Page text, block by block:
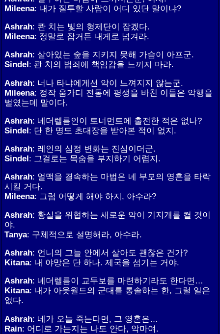
Mileena: 내가 질투할 사람이 어디 있단 말이냐?
Ashrah: 콴 치는 빛의 형제단이 잡겠다.
Mileena: 정말로 잡거든 내게로 넘겨라.
Ashrah: 살아있는 숲을 지키지 못해 가슴이 아프군.
Sindel: 콴 치의 범죄에 책임감을 느끼지 마라.
Ashrah: 너나 타냐에게선 악이 느껴지지 않는군.
Mileena: 정작 움가디 전통에 평생을 바친 이들은 악행을
벌였는데 말이다.
Ashrah: 네더렐름인이 토너먼트에 출전한 적은 없나?
Sindel: 단 한 명도 초대장을 받아본 적이 없지.
Ashrah: 레인의 심정 변화는 진심이더군.
Sindel: 그걸로는 목숨을 부지하기 어렵지.
Ashrah: 얼맥을 결속하는 마법은 네 부모의 영혼을 타락
시킬 거다.
Mileena: 그럼 어떻게 해야 하지, 아수라?
Ashrah: 황실을 위협하는 새로운 악이 기지개를 켤 것이
야.
Tanya: 구체적으로 설명해라, 아수라.
Ashrah: 언니의 그늘 안에서 살아도 괜찮은 건가?
Kitana: 내 야망은 단 하나. 제국을 섬기는 거야.
Ashrah: 네더렐름이 교두보를 마련하기라도 한다면…
Kitana: 내가 아웃월드의 군대를 통솔하는 한, 그럴 일은
없다.
Ashrah: 네가 오늘 죽는다면, 그 영혼은…
Rain: 어디로 가는지는 나도 안다, 악마여.